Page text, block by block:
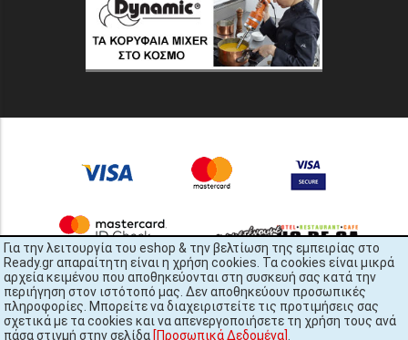
Για την λειτουργία του eshop & την βελτίωση της εμπειρίας στο
Ready.gr απαραίτητη είναι η χρήση cookies. Τα cookies είναι μικρά
αρχεία κειμένου που αποθηκεύονται στη συσκευή σας κατά την
περιήγηση στον ιστότοπό μας. Δεν αποθηκεύουν προσωπικές
πληροφορίες. Μπορείτε να διαχειριστείτε τις προτιμήσεις σας
σχετικά με τα cookies και να απενεργοποιήσετε τη χρήση τους ανά
πάσα στιγμή στην σελίδα [Προσωπικά Δεδομένα]